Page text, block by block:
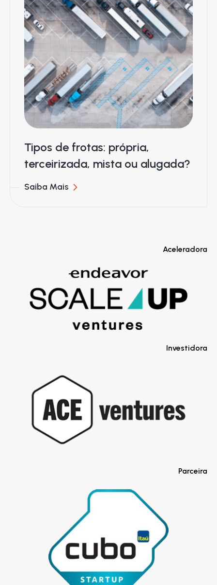
Tipos de frotas: própria,
terceirizada, mista ou alugada?
Saiba Mais
Aceleradora
Investidora
Parceira